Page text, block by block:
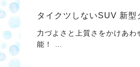
タイクツしないSUV 新型
力づよさと上質さをかけあ
能！ …